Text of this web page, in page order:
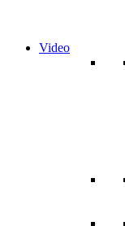
Video